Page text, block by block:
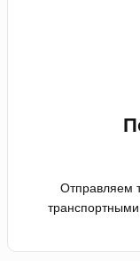
Отправляем